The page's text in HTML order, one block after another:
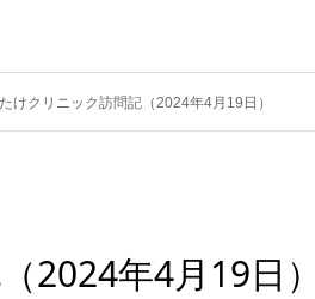
けクリニック訪問記（2024年4月19日）
2024年4月19日）